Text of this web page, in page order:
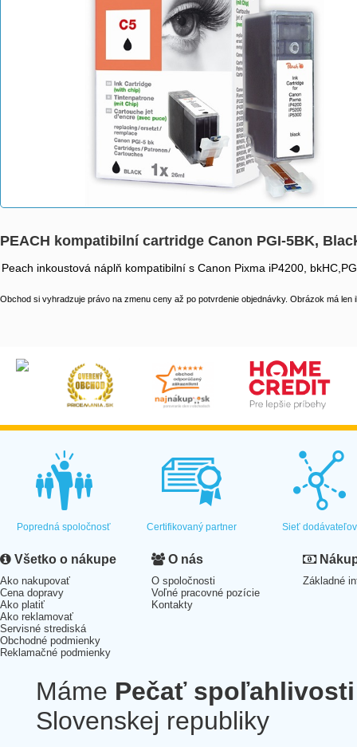
PEACH kompatibilní cartridge Canon PGI-5BK,
Peach inkoustová náplň kompatibilní s Canon Pixma iP4200,
Obchod si vyhradzuje právo na zmenu ceny až po potvrdenie objednávky. Obrázok má len
Popredná spoločnosť Certifikovaný partner Sieť dodávateľov
Všetko o nákupe
Ako nakupovať
Cena dopravy
Ako platiť
Ako reklamovať
Servisné strediská
Obchodné podmienky
Reklamačné podmienky
O nás
O spoločnosti
Voľné pracovné pozície
Kontakty
Základné
Máme Pečať spoľahlivosti
Slovenskej republiky